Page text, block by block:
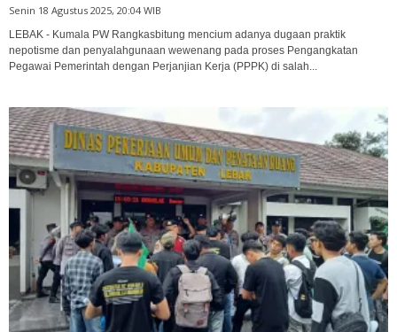
Senin 18 Agustus 2025, 20:04 WIB
LEBAK - Kumala PW Rangkasbitung mencium adanya dugaan praktik
nepotisme dan penyalahgunaan wewenang pada proses Pengangkatan
Pegawai Pemerintah dengan Perjanjian Kerja (PPPK) di salah...